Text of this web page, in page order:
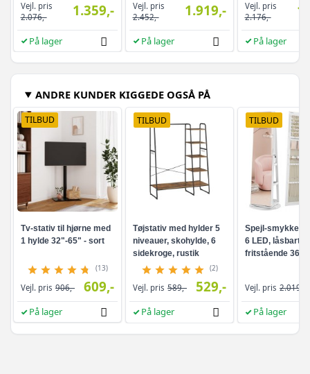
Vejl. pris
2.076,-
1.359,-
På lager
Vejl. pris
2.452,-
1.919,-
På lager
Vejl. pris
2.176,-
På lager
ANDRE KUNDER KIGGEDE OGSÅ PÅ
TILBUD
Tv-stativ til hjørne med
1 hylde 32"-65" - sort
(13)
Vejl. pris 906,- 609,-
På lager
TILBUD
Tøjstativ med hylder 5
niveauer, skohylde, 6
sidekroge, rustik
brun/sort
(2)
Vejl. pris 589,- 529,-
På lager
TILBUD
Spejl-
6 LED, låsbart -
fritstående 360°
helkropsspejl, 3
hvid/greige
Vejl. pris 2.019,-
På lager